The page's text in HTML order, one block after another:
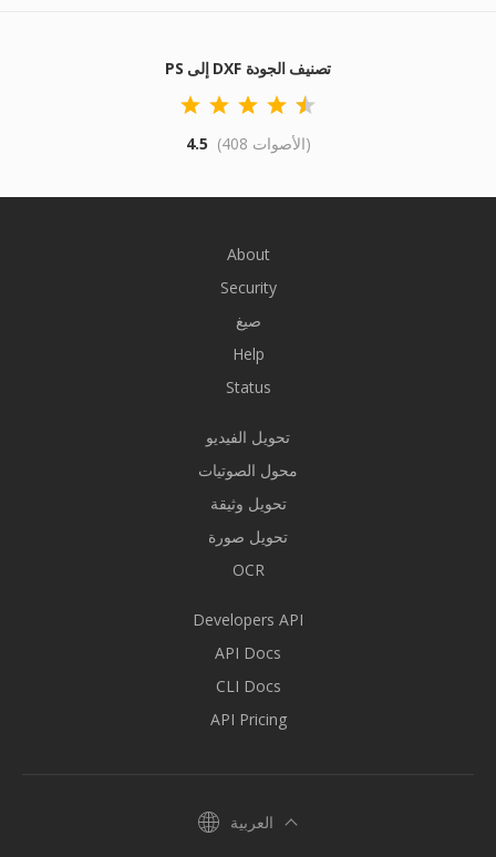
PS إلى DXF تصنيف الجودة
4.5 (408 الأصوات)
About
Security
صيغ
Help
Status
تحويل الفيديو
محول الصوتيات
تحويل وثيقة
تحويل صورة
OCR
Developers API
API Docs
CLI Docs
API Pricing
العربية